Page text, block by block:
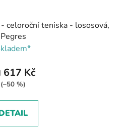
celoroční teniska - lososová,
Pegres
617 Kč
(–50 %)